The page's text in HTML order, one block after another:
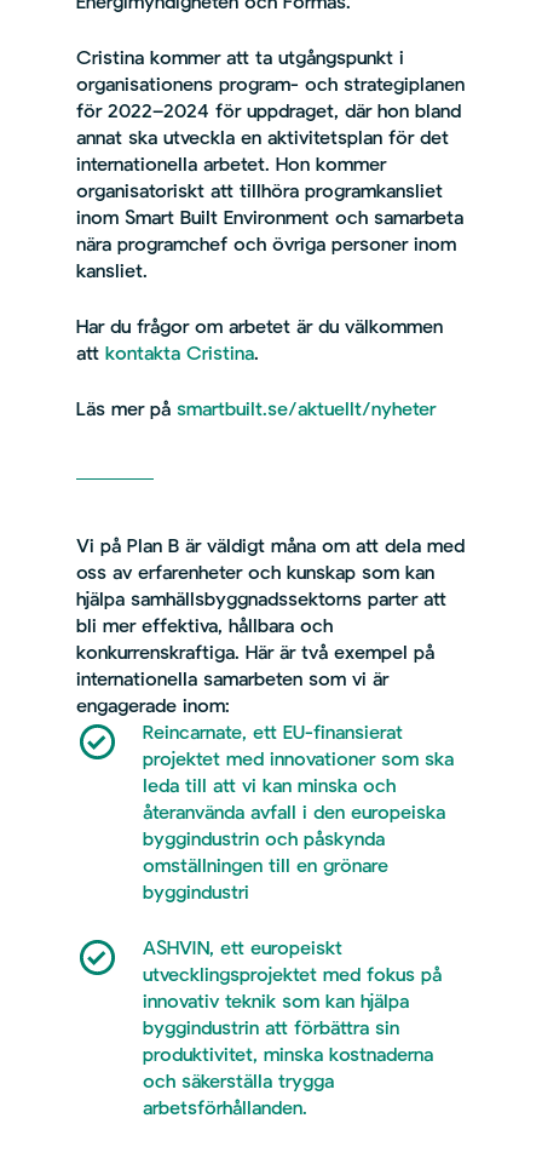
Cristina kommer att ta utgångspunkt i
organisationens program- och strategiplanen
för 2022–2024 för uppdraget, där hon bland
annat ska utveckla en aktivitetsplan för det
internationella arbetet. Hon kommer
organisatoriskt att tillhöra programkansliet
inom Smart Built Environment och samarbeta
nära programchef och övriga personer inom
kansliet.
Har du frågor om arbetet är du välkommen
att kontakta Cristina.
Läs mer på smartbuilt.se/aktuellt/nyheter
Vi på Plan B är väldigt måna om att dela med
oss av erfarenheter och kunskap som kan
hjälpa samhällsbyggnadssektorns parter att
bli mer effektiva, hållbara och
konkurrenskraftiga. Här är två exempel på
internationella samarbeten som vi är
engagerade inom:
Reincarnate, ett EU-finansierat
projektet med innovationer som ska
leda till att vi kan minska och
återanvända avfall i den europeiska
byggindustrin och påskynda
omställningen till en grönare
byggindustri
ASHVIN, ett europeiskt
utvecklingsprojektet med fokus på
innovativ teknik som kan hjälpa
byggindustrin att förbättra sin
produktivitet, minska kostnaderna
och säkerställa trygga
arbetsförhållanden.